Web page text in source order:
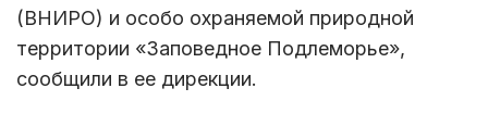
(ВНИРО) и особо охраняемой природной
территории «Заповедное Подлеморье»,
сообщили в ее дирекции.